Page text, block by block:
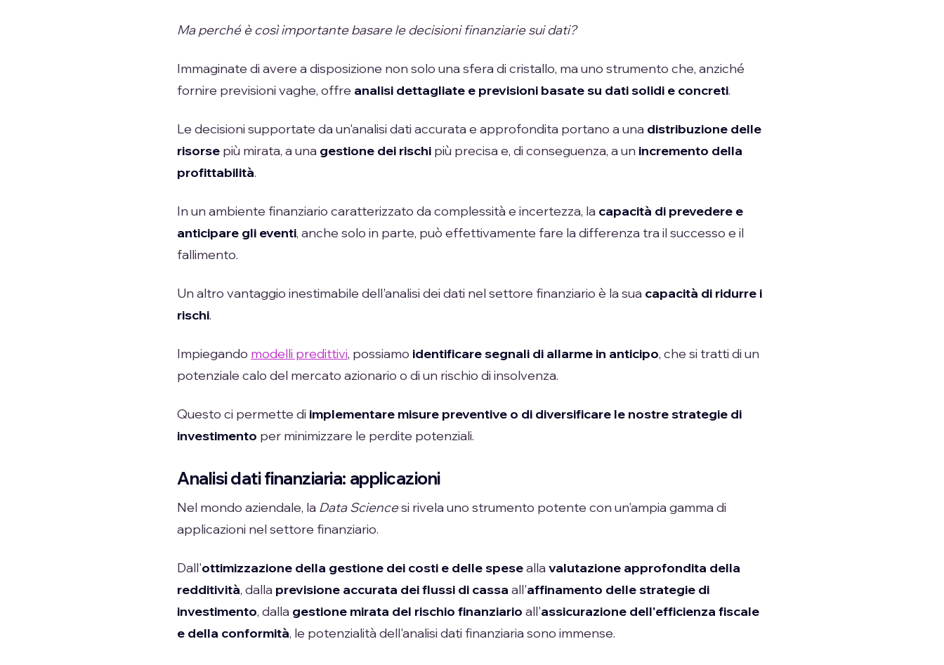
Ma perché è così importante basare le decisioni finanziarie sui dati?
Immaginate di avere a disposizione non solo una sfera di cristallo, ma uno strumento che, anziché
fornire previsioni vaghe, offre analisi dettagliate e previsioni basate su dati solidi e concreti.
Le decisioni supportate da un'analisi dati accurata e approfondita portano a una distribuzione delle
risorse più mirata, a una gestione dei rischi più precisa e, di conseguenza, a un incremento della
profittabilità.
In un ambiente finanziario caratterizzato da complessità e incertezza, la capacità di prevedere e
anticipare gli eventi, anche solo in parte, può effettivamente fare la differenza tra il successo e il
fallimento.
Un altro vantaggio inestimabile dell'analisi dei dati nel settore finanziario è la sua capacità di ridurre i
rischi.
Impiegando modelli predittivi, possiamo identificare segnali di allarme in anticipo, che si tratti di un
potenziale calo del mercato azionario o di un rischio di insolvenza.
Questo ci permette di implementare misure preventive o di diversificare le nostre strategie di
investimento per minimizzare le perdite potenziali.
Analisi dati finanziaria: applicazioni
Nel mondo aziendale, la Data Sciencesi rivela uno strumento potente con un'ampia gamma di
applicazioni nel settore finanziario.
Dall'ottimizzazione della gestione dei costi e delle speseallavalutazione approfondita della
redditività, dalla previsione accurata dei flussi di cassa all'affinamento delle strategie di
investimento, dalla gestione mirata del rischio finanziario all'assicurazione dell'efficienza fiscale
e della conformità, le potenzialità dell'analisi dati finanziaria sono immense.